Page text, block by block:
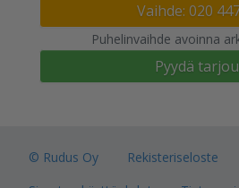
Vaihde: 020
Puhelinvaihde avoinna
Pyydä
© Rudus Oy
Rekisteriseloste